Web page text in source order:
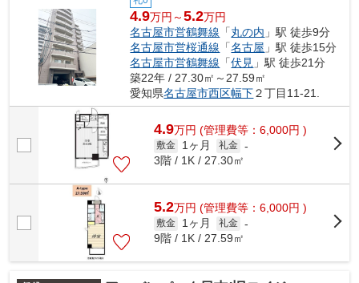
4.9万円～5.2万円
名古屋市営鶴舞線 「丸の内 」駅 徒歩9分
名古屋市営桜通線 「名古屋 」駅 徒歩15分
名古屋市営鶴舞線 「伏見 」駅 徒歩21分
築22年 / 27.30㎡～27.59㎡
愛知県名古屋市西区幅下２丁目11-21.
4.9万円 (管理費等：6,000円 )
敷金 1ヶ月 礼金 -
3階 / 1K / 27.30㎡
5.2万円 (管理費等：6,000円 )
敷金 1ヶ月 礼金 -
9階 / 1K / 27.59㎡